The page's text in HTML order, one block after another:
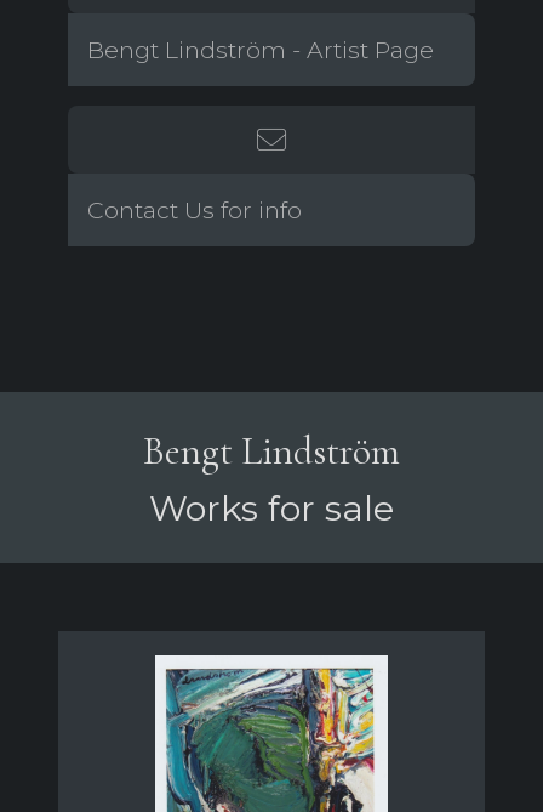
Bengt Lindström - Artist Page
Contact Us for info
Bengt Lindström
Works for sale